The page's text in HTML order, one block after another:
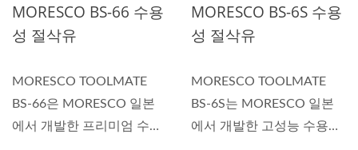
MORESCO BS-66 수용
성 절삭유
MORESCO TOOLMATE
BS-66은 MORESCO 일본
에서 개발한 프리미엄 수용
MORESCO BS-6S 수용
성 절삭유
MORESCO TOOLMATE
BS-6S는 MORESCO 일본
에서 개발한 고성능 수용성